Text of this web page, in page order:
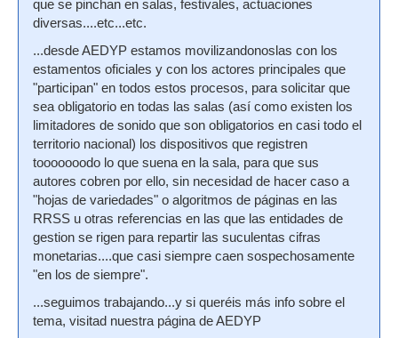
que se pinchan en salas, festivales, actuaciones
diversas....etc...etc.
...desde AEDYP estamos movilizandonoslas con los
estamentos oficiales y con los actores principales que
"participan" en todos estos procesos, para solicitar que
sea obligatorio en todas las salas (así como existen los
limitadores de sonido que son obligatorios en casi todo el
territorio nacional) los dispositivos que registren
tooooooodo lo que suena en la sala, para que sus
autores cobren por ello, sin necesidad de hacer caso a
"hojas de variedades" o algoritmos de páginas en las
RRSS u otras referencias en las que las entidades de
gestion se rigen para repartir las suculentas cifras
monetarias....que casi siempre caen sospechosamente
"en los de siempre".
...seguimos trabajando...y si queréis más info sobre el
tema, visitad nuestra página de AEDYP